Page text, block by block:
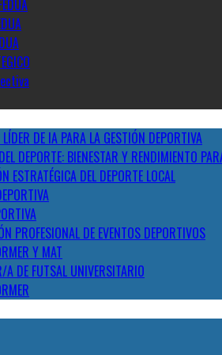
DE IA PARA LA GESTIÓN DEPORTIVA
DEPORTE: BIENESTAR Y RENDIMIENTO
ESTRATÉGICA DEL DEPORTE LOCAL
PROFESIONAL DE EVENTOS DEPORTIVOS
Y MAT
A DE FUTSAL UNIVERSITARIO